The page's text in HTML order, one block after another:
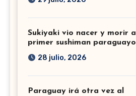
Sukiyaki vio nacer y morir al
primer sushiman paraguayo
28 julio, 2026
Paraguay irá otra vez al